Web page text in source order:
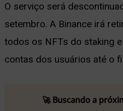
O serviço será
setembro. A Binance irá
todos os NFTs do staking
contas dos usuários até o
🚀 Buscando a